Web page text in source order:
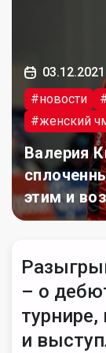
03.12.2021
#новости
#женский
Валерия
этим и
– о
и